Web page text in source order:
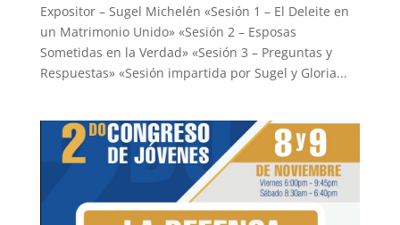
Expositor – Sugel Michelén «Sesión 1 – El Deleite en
un Matrimonio Unido» «Sesión 2 – Esposas
Sometidas en la Verdad» «Sesión 3 – Preguntas y
Respuestas» «Sesión impartida por Sugel y Gloria...